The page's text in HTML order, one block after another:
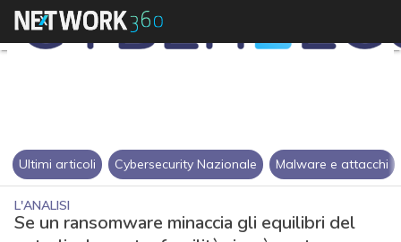
Ultimi articoli Cybersecurity Nazionale Malware e attacchi
L'ANALISI
Se un ransomware minaccia gli equilibri del